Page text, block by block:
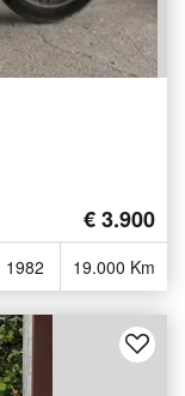
€ 3.900
1982 19.000 Km